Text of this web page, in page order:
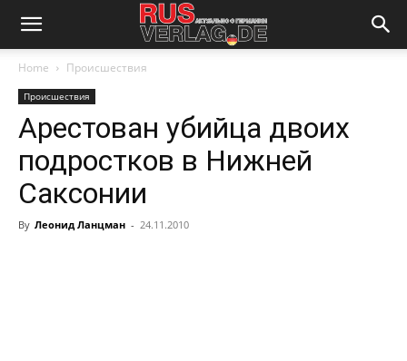
Home Происшествия
Происшествия
Арестован убийца двоих
подростков в Нижней
Саксонии
By Леонид Ланцман - 24.11.2010